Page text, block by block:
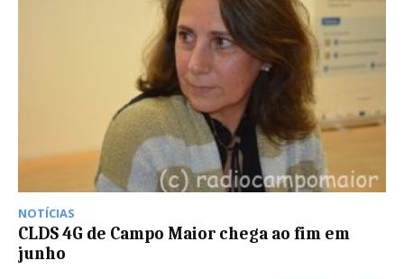
NOTÍCIAS
CLDS 4G de Campo Maior chega ao fim em
junho